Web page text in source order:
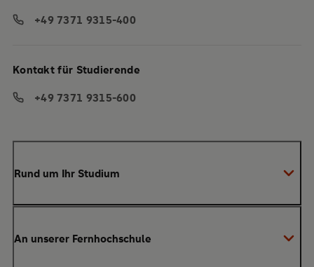
Rund um Ihr Studium
Anrechnung von Vorleistungen
An unserer Fernhochschule
+49 7371 9315-400
Kontakt für Studierende
+49 7371 9315-600